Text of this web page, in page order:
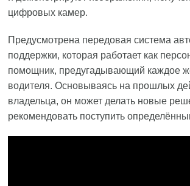
цифровых камер.
Предусмотрена передовая система
поддержки, которая работает как
помощник, предугадывающий каждое
водителя. Основываясь на прошлых
владельца, он может делать новые
рекомендовать поступить